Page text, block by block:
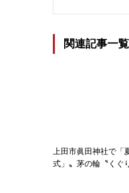
ん
関連記事一覧
上田市眞田神社で「
式」〟茅の輪〝くぐ